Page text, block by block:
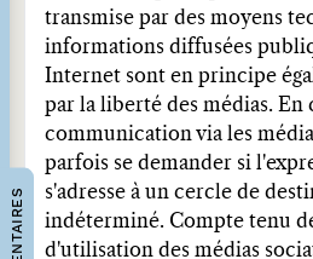
transmise par des moyens
informations diffusées
Internet sont en principe
par la liberté des médias. En
communication via les
parfois se demander si
s'adresse à un cercle de
indéterminé. Compte tenu
d'utilisation des médias